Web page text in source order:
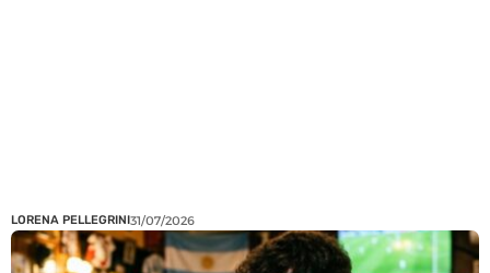
LORENA PELLEGRINI31/07/2026